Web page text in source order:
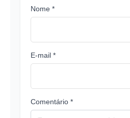
Nome *
E-mail *
Comentário *